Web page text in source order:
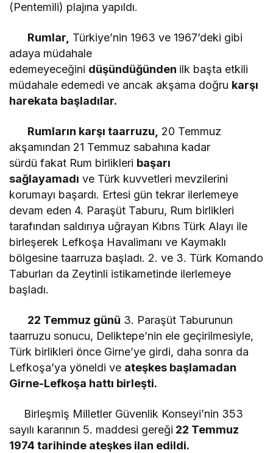
(Pentemili) plajına yapıldı.
Rumlar, Türkiye’nin 1963 ve 1967’deki gibi
adaya müdahale
edemeyeceğini düşündüğünden ilk başta etkili
müdahale edemedi ve ancak akşama doğru karşı
harekata başladılar.
Rumların karşı taarruzu,
20 Temmuz
akşamından 21 Temmuz sabahına kadar
sürdü fakat Rum birlikleri başarı
sağlayamadı ve Türk kuvvetleri mevzilerini
korumayı başardı. Ertesi gün tekrar ilerlemeye
devam eden 4. Paraşüt Taburu, Rum birlikleri
tarafından saldırıya uğrayan Kıbrıs Türk Alayı ile
birleşerek Lefkoşa Havalimanı ve Kaymaklı
bölgesine taarruza başladı. 2. ve 3. Türk Komando
Taburları da Zeytinli istikametinde ilerlemeye
başladı.
22 Temmuz günü 3. Paraşüt Taburunun
taarruzu sonucu, Deliktepe’nin ele geçirilmesiyle,
Türk birlikleri önce Girne’ye girdi, daha sonra da
Lefkoşa’ya yöneldi ve ateşkes başlamadan
Girne-Lefkoşa hattı birleşti.
Birleşmiş Milletler Güvenlik Konseyi’nin 353
sayılı kararının 5. maddesi gereği 22 Temmuz
1974 tarihinde ateşkes ilan edildi.